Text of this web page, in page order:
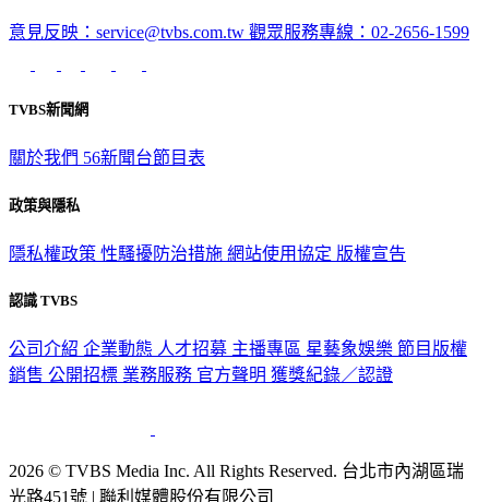
意見反映：service@tvbs.com.tw 觀眾服務專線：02-2656-1599
TVBS新聞網
關於我們 56新聞台節目表
政策與隱私
隱私權政策 性騷擾防治措施 網站使用協定 版權宣告
認識 TVBS
公司介紹 企業動態 人才招募 主播專區 星藝象娛樂 節目版權
銷售 公開招標 業務服務 官方聲明 獲獎紀錄／認證
2026 © TVBS Media Inc. All Rights Reserved. 台北市內湖區瑞
光路451號 | 聯利媒體股份有限公司